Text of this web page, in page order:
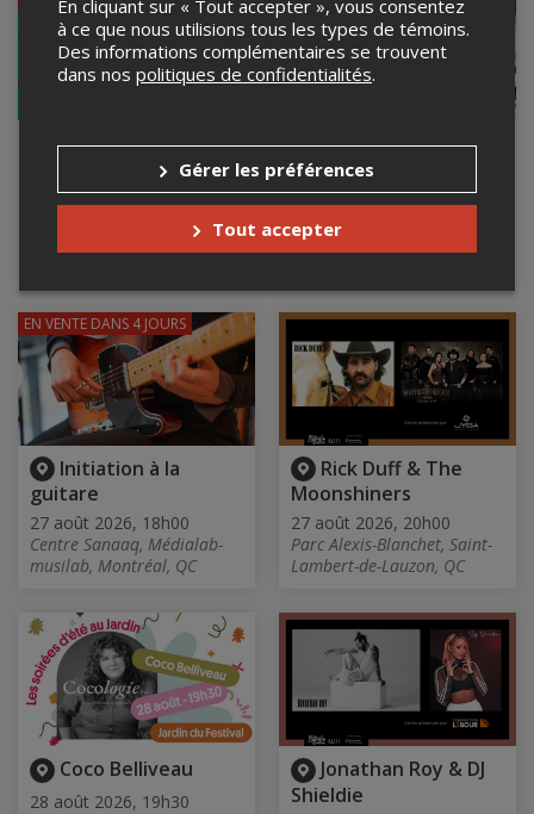
Camping Rue Saint-
Pierre Enr. 628224,
Camping Forestier Enr.
628307, Camping
Leblanc, Enr. 628306
Contes pour minis
(0-3 ans) - INSCRIRE LES
ENFANTS UNIQUEMENT
27 août 2026, 10h30
Centre Sanaaq, salle 3,
Initiation à la
guitare
27 août 2026, 18h00
Centre Sanaaq, Médialab-
musilab, Montréal, QC
EN VENTE DANS 4 JOURS
Rick Duff & The
Moonshiners
27 août 2026, 20h00
Parc Alexis-Blanchet, Saint-
Lambert-de-Lauzon, QC
Coco Belliveau
28 août 2026, 19h30
Jonathan Roy & DJ
Shieldie
En cliquant sur « Tout accepter », vous consentez
à ce que nous utilisions tous les types de témoins.
Des informations complémentaires se trouvent
dans nos politiques de confidentialités.
Gérer les préférences
Tout accepter